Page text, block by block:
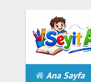
Ana Sayfa